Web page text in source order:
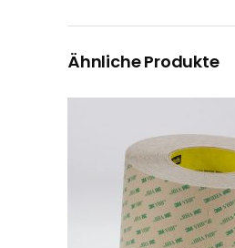
Ähnliche Produkte